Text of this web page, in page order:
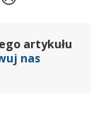
artykułu
nas